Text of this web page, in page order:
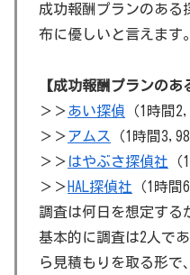
成功報酬プランのある
布に優しいと言えます。
【成功報酬プランのあ
＞＞あい探偵 （1時間
＞＞アムス
（1時間
＞＞ はやぶさ探偵社
＞＞ HAL探偵社 （1時間
調査は何日を想定する
基本的に調査は2人で
ら見積もりを取る形で